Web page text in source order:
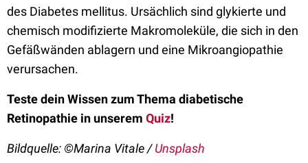
des Diabetes mellitus. Ursächlich sind glykierte und
chemisch modifizierte Makromoleküle, die sich in den
Gefäßwänden ablagern und eine Mikroangiopathie
verursachen.
Teste dein Wissen zum Thema diabetische
Retinopathie in unserem Quiz!
Bildquelle: ©Marina Vitale /Unsplash